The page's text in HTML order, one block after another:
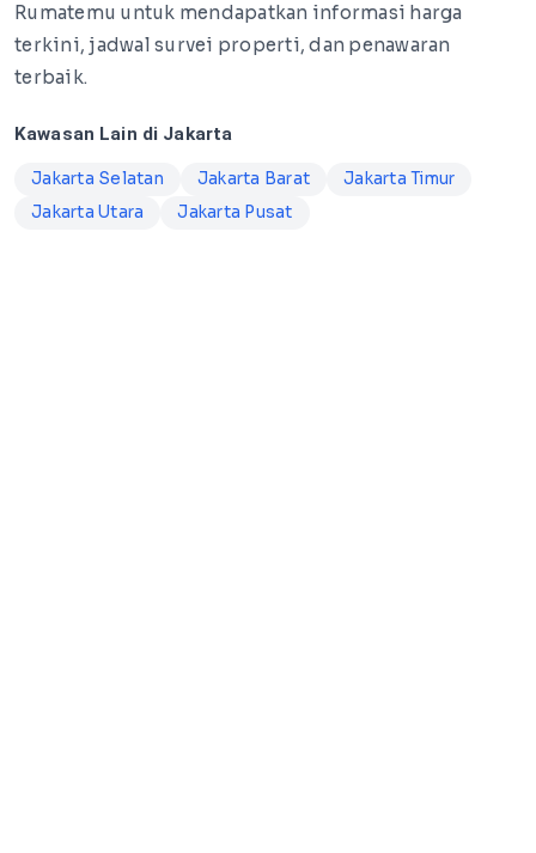
Rumatemu untuk mendapatkan informasi harga
terkini, jadwal survei properti, dan penawaran
terbaik.
Kawasan Lain di Jakarta
Jakarta Selatan Jakarta Barat
Jakarta Timur
Jakarta Utara
Jakarta Pusat